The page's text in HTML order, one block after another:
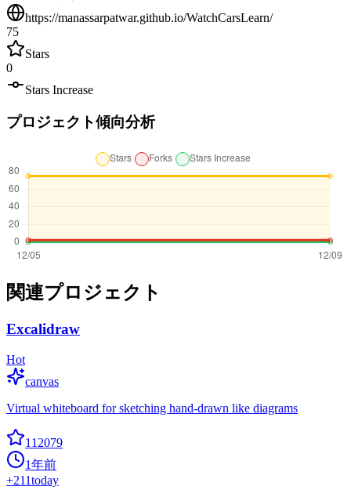
https://manassarpatwar.github.io/WatchCarsLearn/
75
Stars
0
Stars Increase
プロジェクト傾向分析
関連プロジェクト
Excalidraw
Hot
canvas
Virtual whiteboard for sketching hand-drawn like diagrams
112079
1年前
+211today